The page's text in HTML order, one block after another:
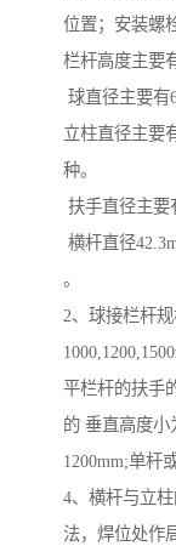
位置；安装螺
栏杆高度主要
球直径主要有
立柱直径主要
种。
扶手直径主要
横杆直径
。
2、球接栏杆
平栏杆的扶手
的 垂直高度小
1200mm;单杆
4、横杆与立
法，焊位处作